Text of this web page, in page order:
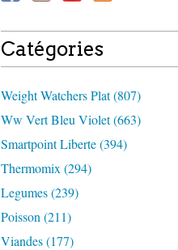
Catégories
Weight Watchers Plat (807)
Ww Vert Bleu Violet (663)
Smartpoint Liberte (394)
Thermomix (294)
Legumes (239)
Poisson (211)
Viandes (177)